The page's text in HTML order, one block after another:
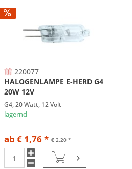
220077
HALOGENLAMPE E-HERD G4
20W 12V
G4, 20 Watt, 12 Volt
lagernd
€ 2,20 *
ab € 1,76 *